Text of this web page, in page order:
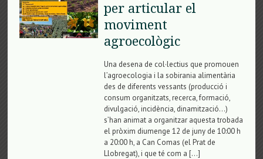
per articular el
moviment
agroecològic
Una desena de col·lectius que promouen
l’agroecologia i la sobirania alimentària
des de diferents vessants (producció i
consum organitzats, recerca, formació,
divulgació, incidència, dinamització…)
s’han animat a organitzar aquesta trobada
el pròxim diumenge 12 de juny de 10:00 h
a 20:00 h, a Can Comas (el Prat de
Llobregat), i que té com a […]